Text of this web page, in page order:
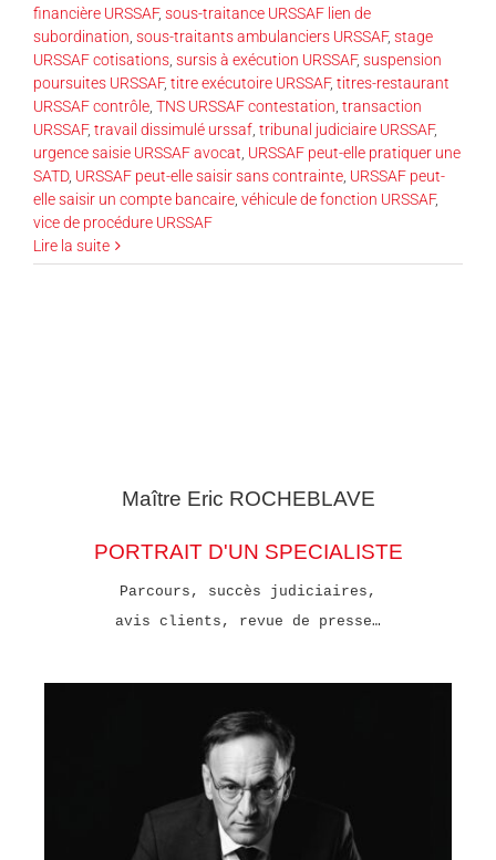
financière URSSAF, sous-traitance URSSAF lien de
subordination sous-traitants ambulanciers URSSAF, stage
URSSAF cotisations sursis à exécution URSSAF, suspension
poursuites URSSAF, titre exécutoire URSSAF, titres-restaurant
URSSAF contrôle TNS URSSAF contestation transaction
URSSAF, travail dissimulé urssaf tribunal judiciaire URSSAF,
urgence saisie URSSAF avocat URSSAF peut-elle pratiquer une
SATD, URSSAF peut-elle saisir sans contrainte URSSAF peut-
elle saisir un compte bancaire véhicule de fonction URSSAF,
vice de procédure URSSAF
Lire la suite
Maître Eric ROCHEBLAVE
PORTRAIT D'UN SPECIALISTE
Parcours, succès judiciaires,
avis clients, revue de presse…